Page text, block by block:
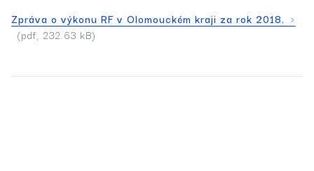
Zpráva o výkonu RF v Olomouckém kraji za rok 2018.
(pdf, 232.63 kB)